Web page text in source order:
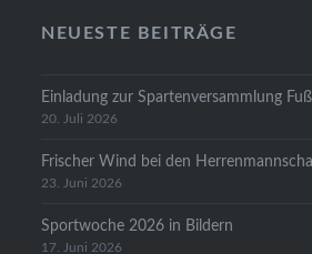
NEUESTE BEITRÄGE
Einladung zur Spartenversammlung
20. Juli 2026
Frischer Wind bei den
23. Juni 2026
Sportwoche 2026 in Bildern
17. Juni 2026